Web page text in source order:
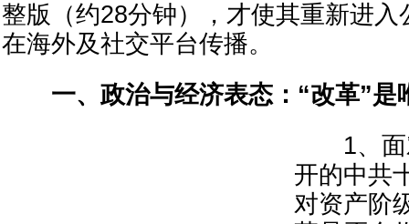
整版（约28分钟），才使其重新进入
在海外及社交平台传播。
一、政治与经济表态：“改革”是
1、面
开的中共
对资产阶